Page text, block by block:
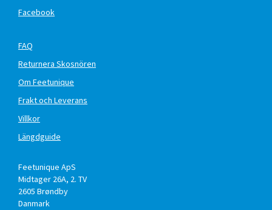
Facebook
FAQ
Returnera Skosnören
Om Feetunique
Frakt och Leverans
Villkor
Längdguide
Feetunique ApS
Midtager 26A, 2. TV
2605 Brøndby
Danmark